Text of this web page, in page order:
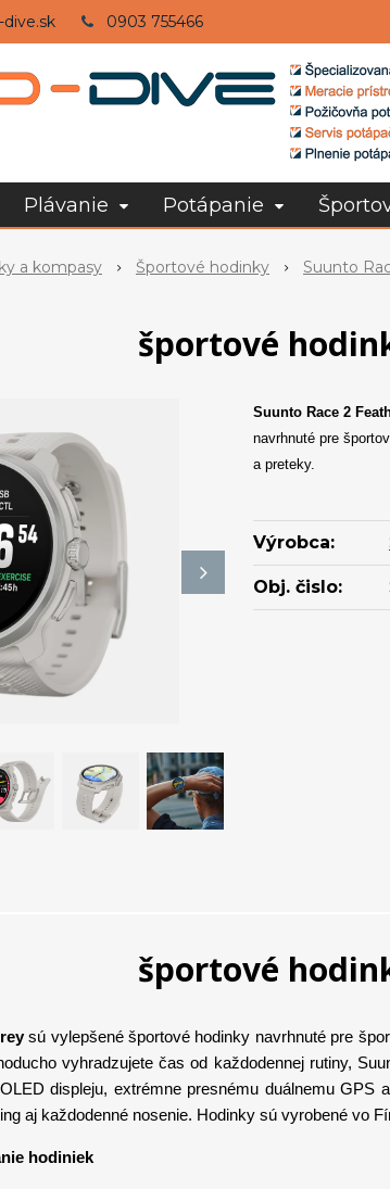
0903 755466
Plávanie Potápanie
a kompasy Športové hodinky Suunto
športové
Suunto Race 2
navrhnuté pre
a preteky.
Výrobca:
Obj. čislo:
športové
sú vylepšené športové hodinky navrhnuté pre
vyhradzujete čas od každodennej rutiny,
displeju, extrémne presnému duálnemu GPS
aj každodenné nosenie. Hodinky sú vyrobené
hodiniek